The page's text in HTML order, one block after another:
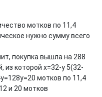
мотков по 11,4
нужно сумму всего
покупка вышла на 288
из которой х=32-у 5(32-
мотков по 11,4
и 20 мотков